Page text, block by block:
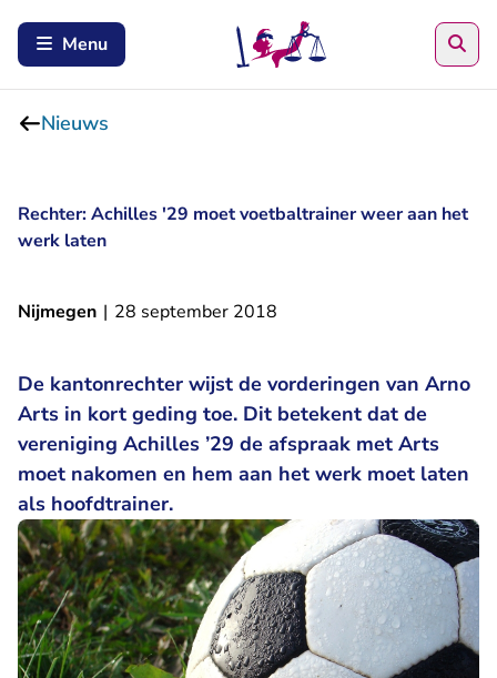
Menu
Nieuws
Rechter: Achilles '29 moet voetbaltrainer weer aan het
werk laten
Nijmegen | 28 september 2018
De kantonrechter wijst de vorderingen van Arno
Arts in kort geding toe. Dit betekent dat de
vereniging Achilles ’29 de afspraak met Arts
moet nakomen en hem aan het werk moet laten
als hoofdtrainer.